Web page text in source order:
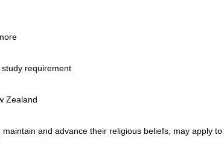
requirement
Zealand
and advance their religious beliefs, may apply